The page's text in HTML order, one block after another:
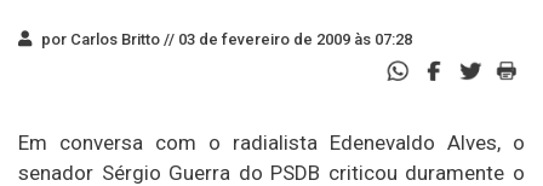
por Carlos Britto // 03 de fevereiro de 2009 às 07:28
Em conversa com o radialista Edenevaldo Alves, o
senador Sérgio Guerra do PSDB criticou duramente o